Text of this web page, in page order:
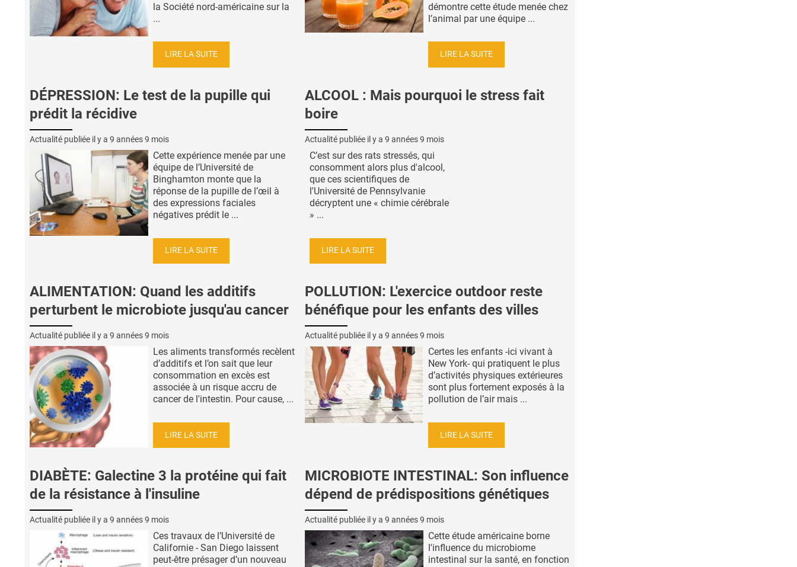
la Société nord-américaine sur la
...
LIRE LA SUITE
démontre cette étude menée chez
l’animal par une équipe ...
LIRE LA SUITE
DÉPRESSION: Le test de la pupille qui
prédit la récidive
Actualité publiée il y a 9 années 9 mois
Cette expérience menée par une
équipe de l’Université de
Binghamton monte que la
réponse de la pupille de l’œil à
des expressions faciales
négatives prédit le ...
LIRE LA SUITE
ALCOOL : Mais pourquoi le stress fait
boire
Actualité publiée il y a 9 années 9 mois
C’est sur des rats stressés, qui
consomment alors plus d'alcool,
que ces scientifiques de
l'Université de Pennsylvanie
décryptent une « chimie cérébrale
» ...
LIRE LA SUITE
ALIMENTATION: Quand les additifs
perturbent le microbiote jusqu'au cancer
Actualité publiée il y a 9 années 9 mois
Les aliments transformés recèlent
d’additifs et l’on sait que leur
consommation en excès est
associée à un risque accru de
cancer de l'intestin. Pour cause, ...
LIRE LA SUITE
POLLUTION: L'exercice outdoor reste
bénéfique pour les enfants des villes
Actualité publiée il y a 9 années 9 mois
Certes les enfants -ici vivant à
New York- qui pratiquent le plus
d’activités physiques extérieures
sont plus fortement exposés à la
pollution de l’air mais ...
LIRE LA SUITE
DIABÈTE: Galectine 3 la protéine qui fait
de la résistance à l'insuline
Actualité publiée il y a 9 années 9 mois
Ces travaux de l’Université de
Californie - San Diego laissent
peut-être présager d’un nouveau
MICROBIOTE INTESTINAL: Son influence
dépend de prédispositions génétiques
Actualité publiée il y a 9 années 9 mois
Cette étude américaine borne
l'influence du microbiome
intestinal sur la santé, en fonction